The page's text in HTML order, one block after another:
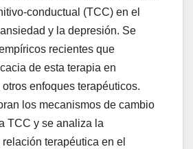
conductual (TCC) en el
y la depresión. Se
recientes que
de esta terapia en
enfoques terapéuticos.
los mecanismos de cambio
TCC y se analiza la
terapéutica en el